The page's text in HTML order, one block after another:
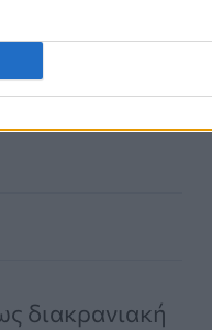
του τριχωτού
διακρανιακή